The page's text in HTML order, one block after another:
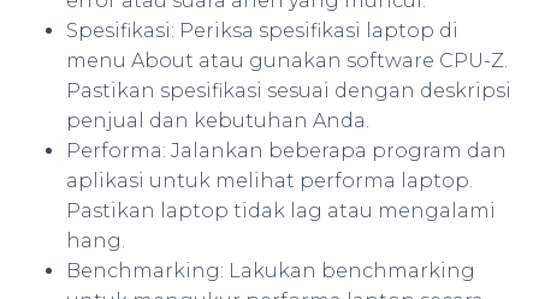
Spesifikasi: Periksa spesifikasi laptop di
menu About atau gunakan software CPU-Z.
Pastikan spesifikasi sesuai dengan deskripsi
penjual dan kebutuhan Anda.
Performa: Jalankan beberapa program dan
aplikasi untuk melihat performa laptop.
Pastikan laptop tidak lag atau mengalami
hang.
Benchmarking: Lakukan benchmarking